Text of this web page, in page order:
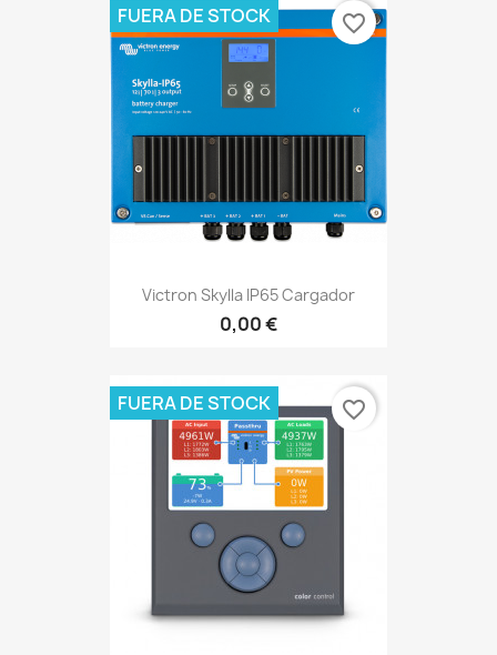
Victron Skylla IP65 Cargador
0,00 €
FUERA DE STOCK favorite_border
FUERA DE STOCK favorite_border